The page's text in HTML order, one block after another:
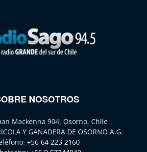
NOSOTROS
Mackenna 904, Osorno, Chile
Y GANADERA DE OSORNO A.G.
+56 64 223 2160